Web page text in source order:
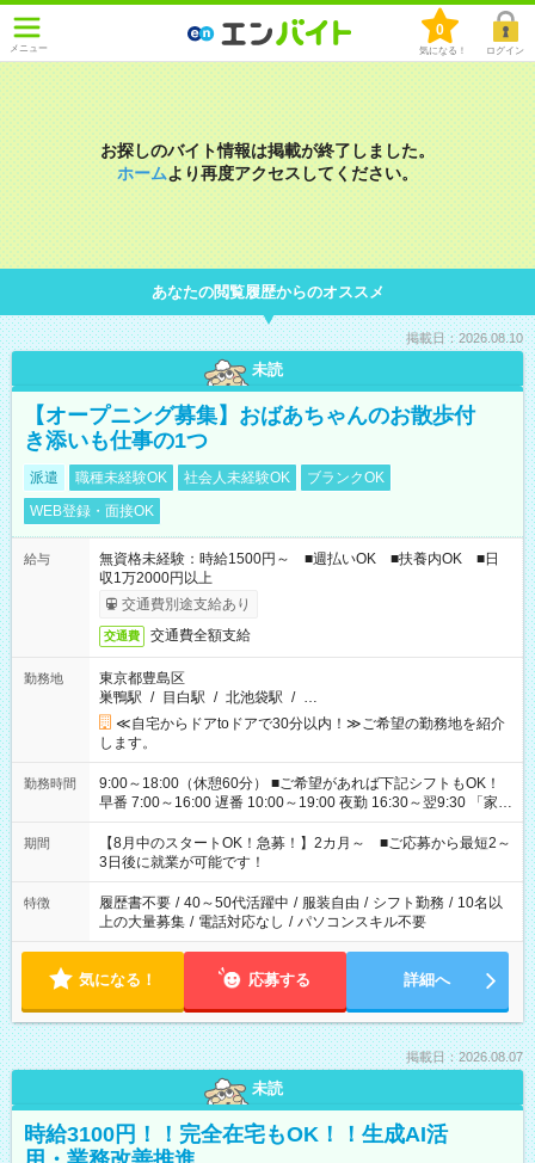
メニュー
0
気になる！ ログイン
お探しのバイト情報は掲載が終了しました。
ホームより再度アクセスしてください。
あなたの閲覧履歴からのオススメ
掲載日：2026.08.10
未読
【オープニング募集】おばあちゃんのお散歩付
き添いも仕事の1つ
派遣 職種未経験OK 社会人未経験OK
ブランクOK
WEB登録・面接OK
給与
無資格未経験：時給1500円～ ■週払いOK ■扶養内OK ■日
収1万2000円以上
交通費別途支給あり
交通費 交通費全額支給
勤務地
東京都豊島区
巣鴨駅 / 目白駅 / 北池袋駅 / …
≪自宅からドアtoドアで30分以内！≫ご希望の勤務地を紹介
します。
勤務時間
9:00～18:00（休憩60分） ■ご希望があれば下記シフトもOK！
早番 7:00～16:00 遅番 10:00～19:00 夜勤 16:30～翌9:30 「家族
と休みを合わせたい」 「余裕を持って夕飯の準備がしたい」
「できれば残業はしたくない」 など、ご希望を教えてください
ね。 ※Wワーク希望の方へ 今ご覧のお仕事で希望する勤務時間
と、もう1つのお仕事の勤務時間。 合計で週40時間を超える場
合は応募できません。
期間
【8月中のスタートOK！急募！】2カ月～ ■ご応募から最短2～
3日後に就業が可能です！
特徴 履歴書不要 / 40～50代活躍中 / 服装自由 / シフト勤務 / 10名以
上の大量募集 / 電話対応なし / パソコンスキル不要
気になる！ 応募する 詳細へ
掲載日：2026.08.07
未読
時給3100円！！完全在宅もOK！！生成AI活